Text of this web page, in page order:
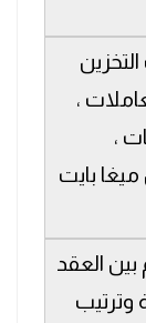
،
،
بايت
بين العقد
وترتيب